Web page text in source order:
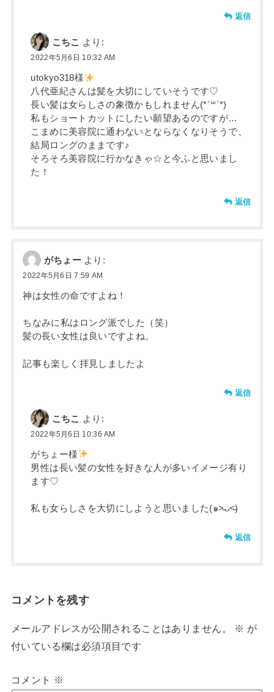
返信
こちこ より:
2022年5月6日 10:32 AM
utokyo318様
八代亜紀さんは髪を大切にしていそうです♡
長い髪は女らしさの象徴かもしれません(*´꒳`*)
私もショートカットにしたい願望あるのですが…
こまめに美容院に通わないとならなくなりそうで、
結局ロングのままです♪
そろそろ美容院に行かなきゃ☆と今ふと思いまし
た！
返信
がちょー より:
2022年5月6日 7:59 AM
神は女性の命ですよね！
ちなみに私はロング派でした（笑）
髪の長い女性は良いですよね。
記事も楽しく拝見しましたよ
返信
こちこ より:
2022年5月6日 10:36 AM
がちょー様
男性は長い髪の女性を好きな人が多いイメージ有り
ます♡
私も女らしさを大切にしようと思いました(๑˃̵ᴗ˂̵)
返信
コメントを残す
メールアドレスが公開されることはありません。 ※ が
付いている欄は必須項目です
コメント ※